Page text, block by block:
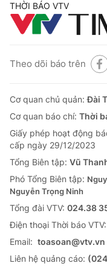
THỜI BÁO VTV
Theo dõi báo trên
Cơ quan chủ quản:Đài
Cơ quan báo chí: Thời
Giấy phép hoạt động
cấp ngày 29/12/2023
Tổng Biên tập: Vũ
Phó Tổng Biên tập:
Nguyễn Trọng Ninh
Tổng đài VTV: 024.38
Ðiện thoại Thời báo VTV:
Email: toasoan@vtv.vn
Liên hệ quảng cáo: